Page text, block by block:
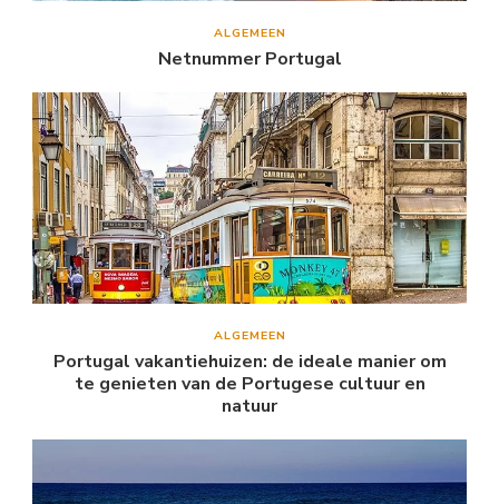
ALGEMEEN
Netnummer Portugal
ALGEMEEN
Portugal vakantiehuizen: de ideale manier om
te genieten van de Portugese cultuur en
natuur